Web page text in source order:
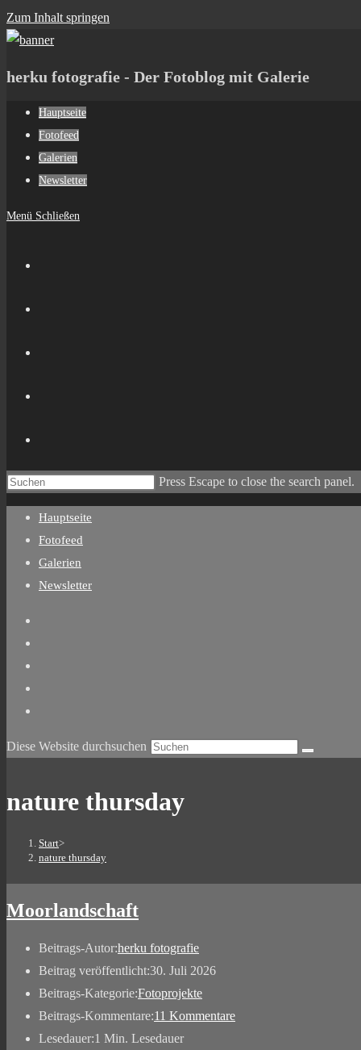
Zum Inhalt springen
herku fotografie - Der Fotoblog mit Galerie
Hauptseite
Fotofeed
Galerien
Newsletter
Menü Schließen
Press Escape to close the search panel.
Hauptseite
Fotofeed
Galerien
Newsletter
Diese Website durchsuchen
nature thursday
Start>
nature thursday
Moorlandschaft
Beitrags-Autor:herku fotografie
Beitrag veröffentlicht:30. Juli 2026
Beitrags-Kategorie:Fotoprojekte
Beitrags-Kommentare:11 Kommentare
Lesedauer:1 Min. Lesedauer